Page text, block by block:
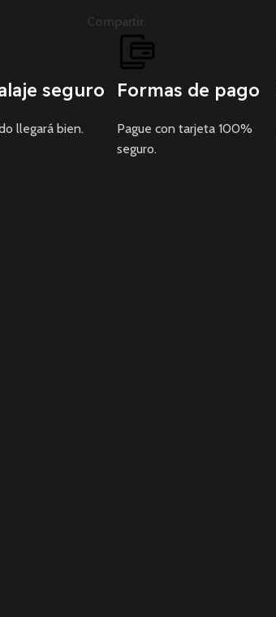
Compartir:
seguro
llegará bien.
Formas de pago
Pague con tarjeta 100%
seguro.